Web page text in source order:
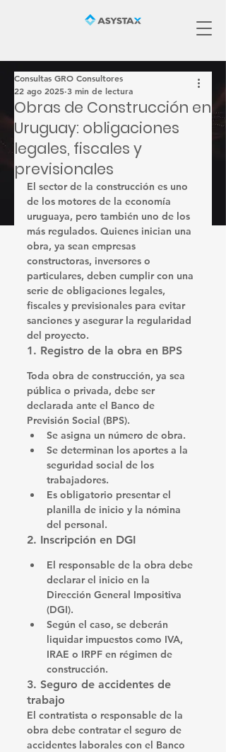
Obras de Construcción en
Uruguay: obligaciones
legales, fiscales y
previsionales
Consultas GRO Consultores
22 ago 2025 3 min de lectura
El sector de la construcción es uno
de los motores de la economía
uruguaya, pero también uno de los
más regulados. Quienes inician una
obra, ya sean empresas
constructoras, inversores o
particulares, deben cumplir con una
serie de obligaciones legales,
fiscales y previsionales para evitar
sanciones y asegurar la regularidad
del proyecto.
1. Registro de la obra en BPS
Toda obra de construcción, ya sea
pública o privada, debe ser
declarada ante el Banco de
Previsión Social (BPS).
Se asigna un número de obra.
Se determinan los aportes a la
seguridad social de los
trabajadores.
Es obligatorio presentar el
planilla de inicio y la nómina
del personal.
2. Inscripción en DGI
El responsable de la obra debe
declarar el inicio en la
Dirección General Impositiva
(DGI).
Según el caso, se deberán
liquidar impuestos como IVA,
IRAE o IRPF en régimen de
construcción.
3. Seguro de accidentes de
trabajo
El contratista o responsable de la
obra debe contratar el seguro de
accidentes laborales con el Banco